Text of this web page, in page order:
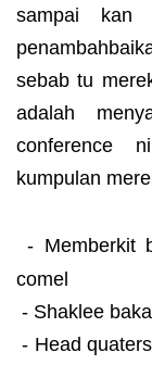
sampai kan
sebab tu
adalah
conference
kumpulan
- Memberkit
comel
- Shaklee
- Head